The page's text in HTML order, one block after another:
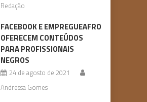
Redação
FACEBOOK E EMPREGUEAFRO
OFERECEM CONTEÚDOS
PARA PROFISSIONAIS
NEGROS
24 de agosto de 2021
Andressa Gomes